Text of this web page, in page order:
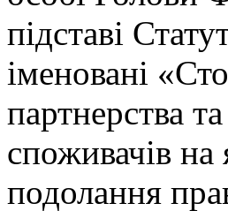
підставі
іменовані
партнерства
споживачів на
подолання